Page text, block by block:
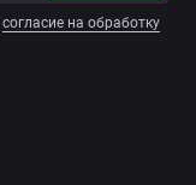
согласие на обработку